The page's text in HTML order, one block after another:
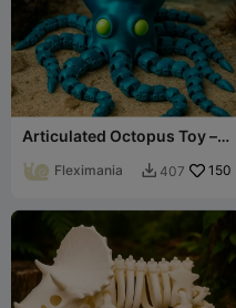
Articulated Octopus Toy –
Fleximania  407 150